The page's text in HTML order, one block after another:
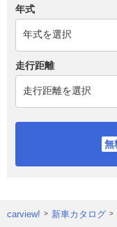
年式
走行距離
carview! 新車カタログ